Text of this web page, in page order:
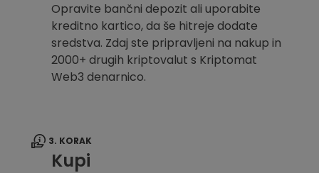
Opravite bančni depozit ali uporabite
kreditno kartico, da še hitreje dodate
sredstva. Zdaj ste pripravljeni na nakup in
2000+ drugih kriptovalut s Kriptomat
Web3 denarnico.
3. KORAK
Kupi